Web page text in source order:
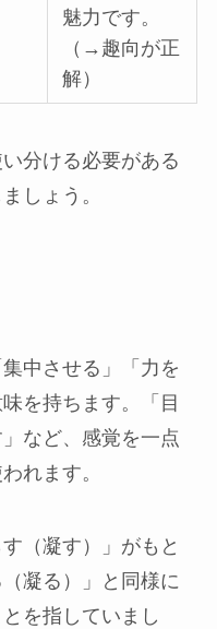
魅力です。
（→趣向が正
解）
分ける必要がある
しょう。
中させる」「力を
を持ちます。「目
など、感覚を一点
れます。
（凝す）」がもと
凝る）」と同様に
を指していまし